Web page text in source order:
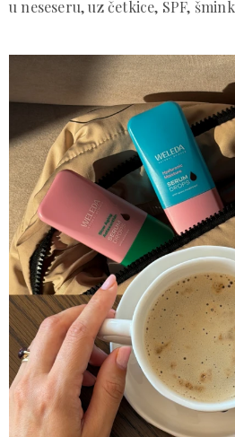
u neseseru, uz četkice, SPF,